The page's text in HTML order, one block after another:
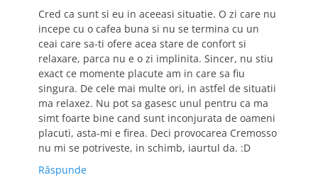
Cred ca sunt si eu in aceeasi situatie. O zi care nu
incepe cu o cafea buna si nu se termina cu un
ceai care sa-ti ofere acea stare de confort si
relaxare, parca nu e o zi implinita. Sincer, nu stiu
exact ce momente placute am in care sa fiu
singura. De cele mai multe ori, in astfel de situatii
ma relaxez. Nu pot sa gasesc unul pentru ca ma
simt foarte bine cand sunt inconjurata de oameni
placuti, asta-mi e firea. Deci provocarea Cremosso
nu mi se potriveste, in schimb, iaurtul da. :D
Răspunde